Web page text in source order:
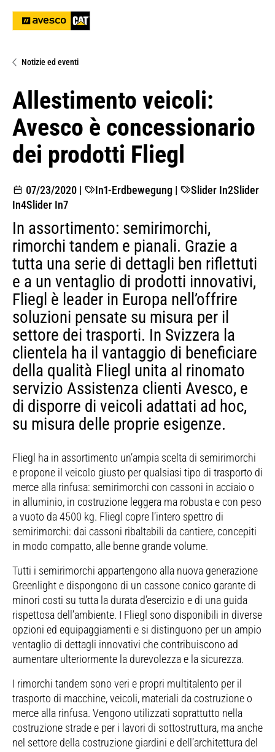
Notizie ed eventi
Allestimento veicoli:
Avesco è concessionario
dei prodotti Fliegl
07/23/2020 | In1-Erdbewegung | Slider In2Slider
In4Slider In7
In assortimento: semirimorchi,
rimorchi tandem e pianali. Grazie a
tutta una serie di dettagli ben riflettuti
e a un ventaglio di prodotti innovativi,
Fliegl è leader in Europa nell’offrire
soluzioni pensate su misura per il
settore dei trasporti. In Svizzera la
clientela ha il vantaggio di beneficiare
della qualità Fliegl unita al rinomato
servizio Assistenza clienti Avesco, e
di disporre di veicoli adattati ad hoc,
su misura delle proprie esigenze.
Fliegl ha in assortimento un’ampia scelta di semirimorchi
e propone il veicolo giusto per qualsiasi tipo di trasporto di
merce alla rinfusa: semirimorchi con cassoni in acciaio o
in alluminio, in costruzione leggera ma robusta e con peso
a vuoto da 4500 kg. Fliegl copre l’intero spettro di
semirimorchi: dai cassoni ribaltabili da cantiere, concepiti
in modo compatto, alle benne grande volume.
Tutti i semirimorchi appartengono alla nuova generazione
Greenlight e dispongono di un cassone conico garante di
minori costi su tutta la durata d’esercizio e di una guida
rispettosa dell’ambiente. I Fliegl sono disponibili in diverse
opzioni ed equipaggiamenti e si distinguono per un ampio
ventaglio di dettagli innovativi che contribuiscono ad
aumentare ulteriormente la durevolezza e la sicurezza.
I rimorchi tandem sono veri e propri multitalento per il
trasporto di macchine, veicoli, materiali da costruzione o
merce alla rinfusa. Vengono utilizzati soprattutto nella
costruzione strade e per i lavori di sottostruttura, ma anche
nel settore della costruzione giardini e dell’architettura del